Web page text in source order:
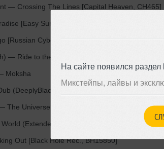
На сайте появился раздел
Микстейпы, лайвы и
— Crossing The Lines [Capital Heaven, CH465]
[Easy Summer Group Promo]
[Russian Cybernetics Laboratory with Alexander
— Ride to the Blue Star [House Ressert Rec.,
Moksha
(DeeplyBlack Remix) [Techenie, TR043]
The Universe (Extended Mix) [MK837, MKE422]
(Extended Mix) [VZLET, V008]
Out [Black Hole Rec., BH15850]